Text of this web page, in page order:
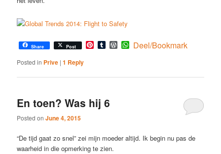
Share Post Pinterest
TumblrWordPress
WhatsApp
Deel/Bookmark
Posted in Prive |1 Reply
En toen? Was hij 6
Posted onJune 4, 2015
“De tijd gaat zo snel” zei mijn moeder altijd. Ik begin nu pas de
waarheid in die opmerking te zien.